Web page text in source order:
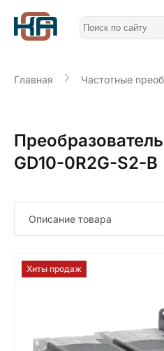
Главная Частотные
GD10-0R2G-S2-B
Описание товара
Хиты продаж